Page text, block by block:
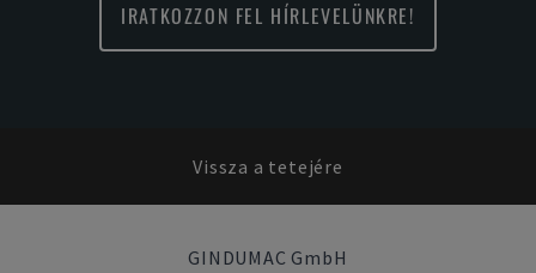
IRATKOZZON FEL HÍRLEVELÜNKRE!
Vissza a tetejére
GINDUMAC GmbH